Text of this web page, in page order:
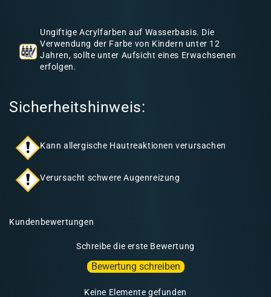
Ungiftige Acrylfarben auf Wasserbasis. Die
Verwendung der Farbe von Kindern unter 12
Jahren, sollte unter Aufsicht eines Erwachsenen
erfolgen.
Sicherheitshinweis:
Kann allergische Hautreaktionen verursachen
Verursacht schwere Augenreizung
Kundenbewertungen
Schreibe die erste Bewertung
Bewertung schreiben
Keine Elemente gefunden